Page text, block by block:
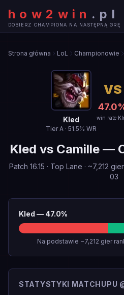
how2win . pl
DOBIERZ CHAMPIONA NA NASTĘPNĄ GRĘ
Strona główna LoL Championowie
Kled
TierA · 51.5% WR
VS
47.0
win rate
Kled vs Camille—
Patch 16.15 · Top Lane · ~7,212 gier
03
Kled — 47.0%
Na podstawie ~7,212 gier
STATYSTYKI MATCHUPU